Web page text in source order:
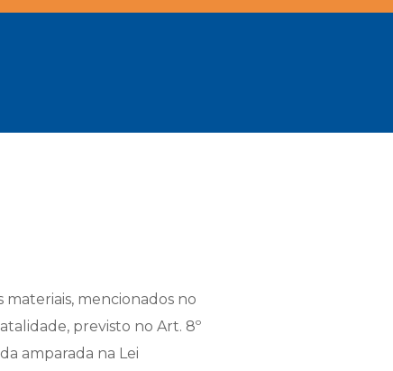
mencionados no
previsto no Art. 8º
amparada na Lei